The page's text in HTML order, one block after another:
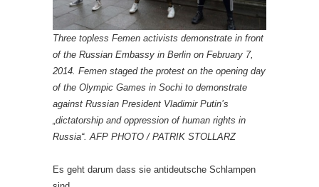
Three topless Femen activists demonstrate in front
of the Russian Embassy in Berlin on February 7,
2014. Femen staged the protest on the opening day
of the Olympic Games in Sochi to demonstrate
against Russian President Vladimir Putin’s
„dictatorship and oppression of human rights in
Russia“. AFP PHOTO / PATRIK STOLLARZ
Es geht darum dass sie antideutsche Schlampen